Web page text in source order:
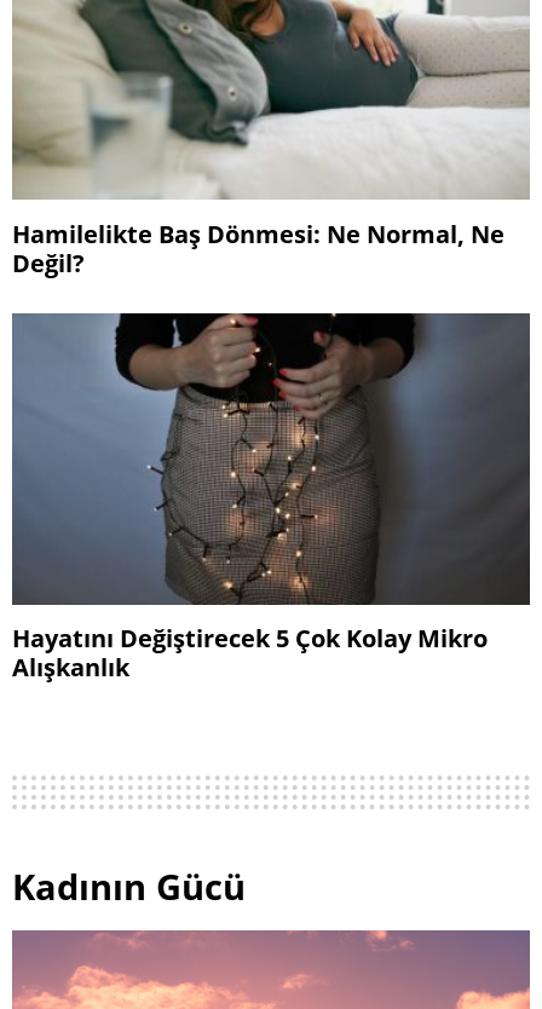
Hamilelikte Baş Dönmesi: Ne Normal, Ne
Değil?
Hayatını Değiştirecek 5 Çok Kolay Mikro
Alışkanlık
Kadının Gücü